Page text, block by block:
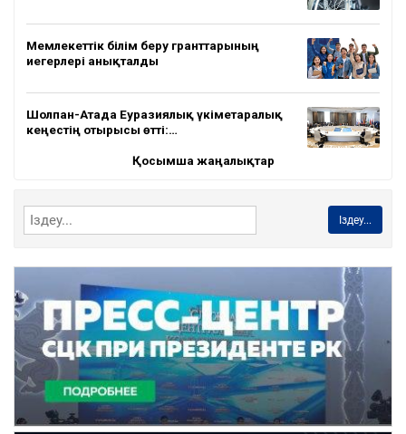
Мемлекеттік білім беру гранттарының
иегерлері анықталды
Шолпан-Атада Еуразиялық үкіметаралық
кеңестің отырысы өтті:…
Қосымша жаңалықтар
Іздеу...